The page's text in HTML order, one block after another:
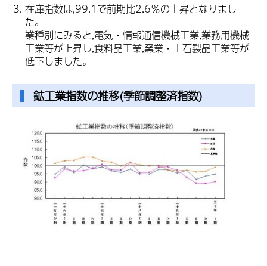
在庫指数は,99.1で前期比2.6％の上昇となりまし
た。
業種別にみると,電気・情報通信機械工業,業務用機械
工業等が上昇し,食料品工業,窯業・土石製品工業等が
低下しました。
鉱工業指数の推移(季節調整済指数)